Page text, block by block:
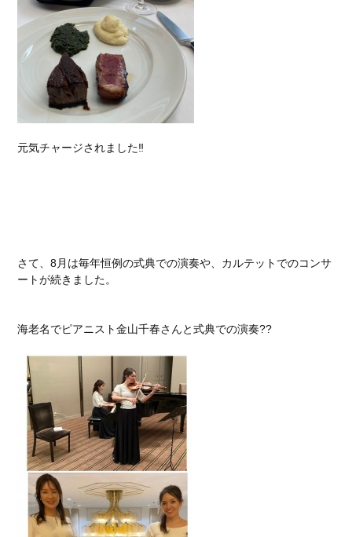
元気チャージされました‼︎
さて、8月は毎年恒例の式典での演奏や、カルテットでのコンサ
ートが続きました。
海老名でピアニスト金山千春さんと式典での演奏??